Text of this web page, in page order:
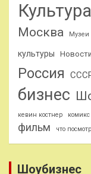
Культура
Москва Музеи
культуры
Россия
бизнес
кевин костнер комикс
фильм
что
Шоубизнес